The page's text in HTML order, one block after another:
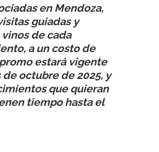
en Mendoza,
guiadas y
de cada
a un costo de
estará vigente
octubre de 2025, y
que quieran
tiempo hasta el